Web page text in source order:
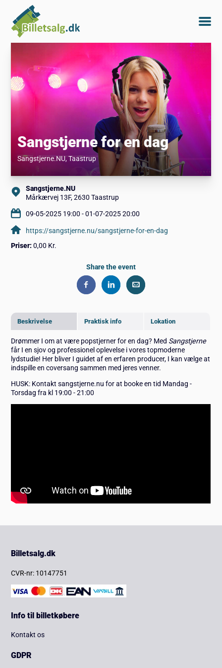
Sangstjerne for en dag
Sangstjerne.NU, Taastrup
Beskrivelse Praktisk info Lokation
Drømmer I om at være popstjerner for en dag? Med Sangstjerne
får I en sjov og professionel oplevelse i vores topmoderne
lydstudie! Her bliver I guidet af en erfaren producer, I kan vælge at
indspille en coversang sammen med jeres venner.
HUSK: Kontakt sangstjerne.nu for at booke en tid Mandag -
Torsdag fra kl 19:00 - 21:00
Sangstjerne.NU
Mårkærvej 13F, 2630 Taastrup
09-05-2025 19:00 - 01-07-2025 20:00
https://sangstjerne.nu/sangstjerne-for-en-dag
Priser: 0,00 Kr.
Share the event
Billetsalg.dk
CVR-nr: 10147751
Info til billetkøbere
Kontakt os
GDPR